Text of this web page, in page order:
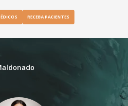
RECEBA PACIENTES